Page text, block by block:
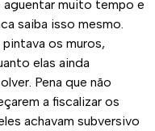
muito tempo e
saiba isso mesmo.
os muros,
elas ainda
Pena que não
a fiscalizar os
achavam subversivo